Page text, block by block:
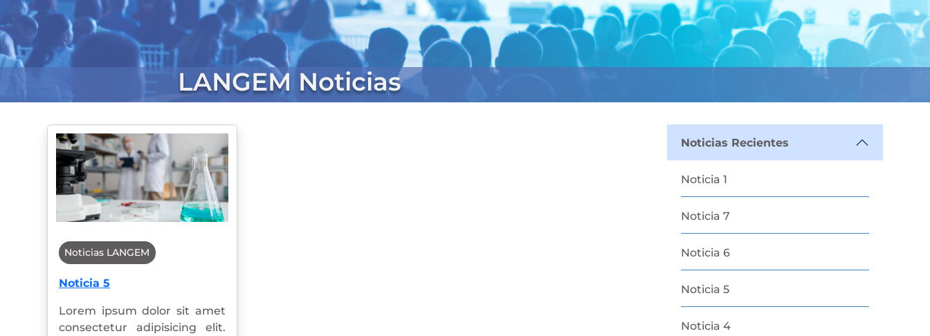
LANGEM Noticias
Noticias LANGEM
Noticia 5
Lorem ipsum dolor sit amet
consectetur adipisicing elit.
Noticias Recientes
Noticia 1
Noticia 7
Noticia 6
Noticia 5
Noticia 4